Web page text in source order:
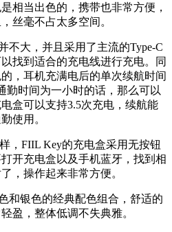
相当出色的，携带也非常方便，
丝毫不占太多空间。
不大，并且采用了主流的Type-C
找到适合的充电线进行充电。同
，耳机充满电后的单次续航时间
勤时间为一小时的话，那么可以
盒可以支持3.5次充电，续航能
使用。
，FIIL Key的充电盒采用无按钮
开充电盒以及手机蓝牙，找到相
，操作起来非常方便。
和银色的经典配色组合，舒适的
盈，整体低调不失典雅。